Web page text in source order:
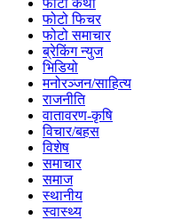
फोटो कथा
फोटो फिचर
फोटो समाचार
ब्रेकिंग न्युज
भिडियो
मनोरञ्जन/साहित्य
राजनीति
वातावरण-कृषि
विचार/बहस
विशेष
समाचार
समाज
स्थानीय
स्वास्थ्य